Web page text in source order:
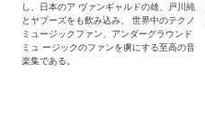
し、日本のア ヴァンギャルドの雄、戸川純
とヤプーズをも飲み込み、 世界中のテクノ
ミュージックファン、アンダーグラウンド
ミュ ージックのファンを虜にする至高の音
楽集である。